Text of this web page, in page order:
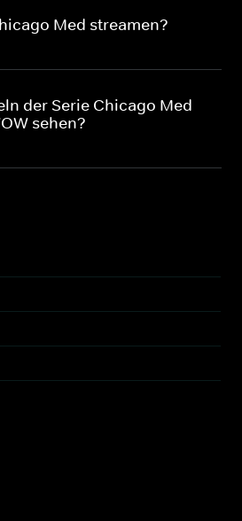
Med streamen?
der Serie Chicago Med
sehen?